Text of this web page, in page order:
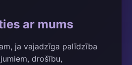
ar mums
ja vajadzīga palīdzība
drošību,